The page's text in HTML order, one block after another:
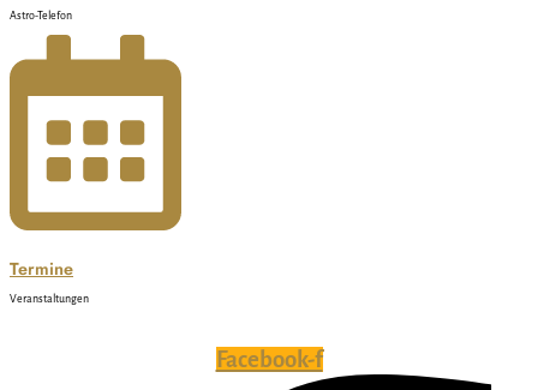
Astro-Telefon
Termine
Veranstaltungen
Facebook-f